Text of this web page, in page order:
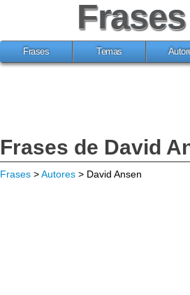
Frases
Frases Temas
Frases de David
Frases >Autores > David Ansen